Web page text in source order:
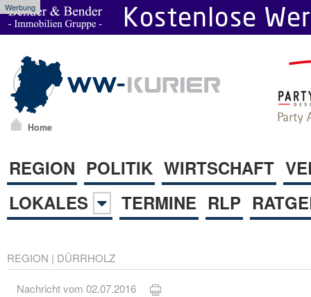
Werbung
Home
REGION POLITIK WIRTSCHAFT
LOKALES
TERMINE RLP
REGION | DÜRRHOLZ
Nachricht vom 02.07.2016